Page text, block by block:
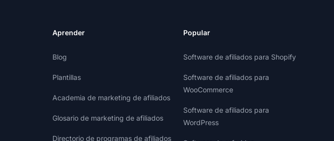
Aprender
Blog
Plantillas
Academia de marketing de afiliados
Glosario de marketing de afiliados
Directorio de programas de afiliados
Popular
Software de afiliados para Shopify
Software de afiliados para
WooCommerce
Software de afiliados para
WordPress